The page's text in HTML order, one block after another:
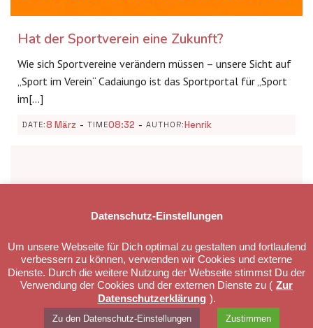
Hat der Sportverein eine Zukunft?
Wie sich Sportvereine verändern müssen – unsere Sicht auf
„Sport im Verein“ Cadaiungo ist das Sportportal für „Sport
im[…]
DATE:8 März - TIME08:32 - AUTHOR:Henrik
© 2026 cadaiungo Blog. Created with ❤ using WordPress and
Kubio
Datenschutz-Einstellungen
Um unsere Webseite für Dich optimal zu gestalten und fortlaufend
verbessern zu können, verwenden wir Cookies und externe
Dienste. Durch die weitere Nutzung der Webseite stimmst Du der
Verwendung der Cookies und der externen Dienste zu ( Zur
Datenschutzerklärung ).
Zu den Datenschutz-Einstellungen Zustimmen